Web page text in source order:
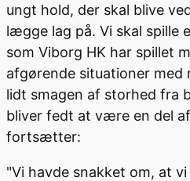
ungt hold, der skal blive
lægge lag på. Vi skal spille
som Viborg HK har spillet
afgørende situationer med
lidt smagen af storhed fra
bliver fedt at være en del
fortsætter:
"Vi havde snakket om, at